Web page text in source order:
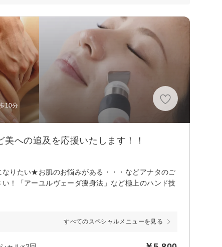
10分
への追及を応援いたします！！
りたい★お肌のお悩みがある・・・などアナタのご
！「アーユルヴェーダ痩身法」など極上のハンド技
すべてのスペシャルメニューを見る